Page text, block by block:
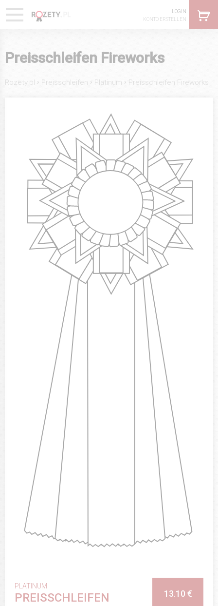
LOGIN
KONTO ERSTELLEN
Preisschleifen Fireworks
Rozety.pl › Preisschleifen › Platinum › Preisschleifen Fireworks
PLATINUM
PREISSCHLEIFEN
13.10 €